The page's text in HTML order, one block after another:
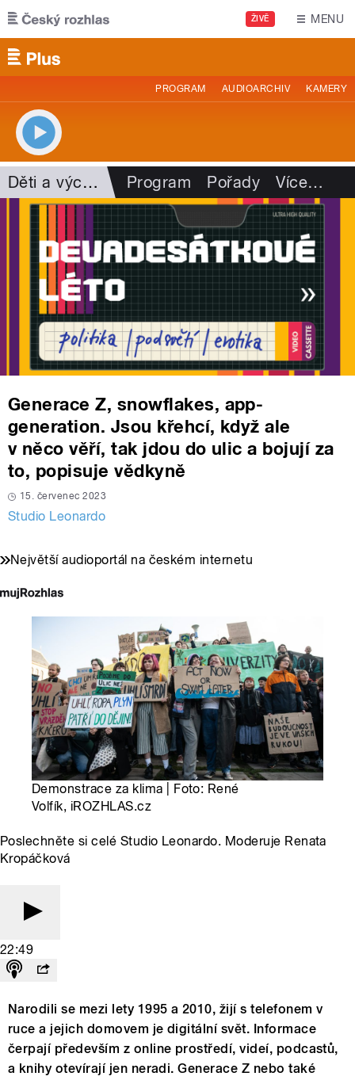
Přejít k hlavnímu obsahu
ŽIVĚ MENU
PROGRAM AUDIOARCHIV KAMERY
Děti a výchova Program Pořady Více…
Generace Z, snowflakes, app-
generation. Jsou křehcí, když ale
v něco věří, tak jdou do ulic a bojují za
to, popisuje vědkyně
15. červenec 2023
Studio Leonardo
Největší audioportál na českém internetu
Demonstrace za klima | Foto: René
Volfík, iROZHLAS.cz
Poslechněte si celé Studio Leonardo. Moderuje Renata
Kropáčková
22:49
Narodili se mezi lety 1995 a 2010, žijí s telefonem v
ruce a jejich domovem je digitální svět. Informace
čerpají především z online prostředí, videí, podcastů,
a knihy otevírají jen neradi. Generace Z nebo také